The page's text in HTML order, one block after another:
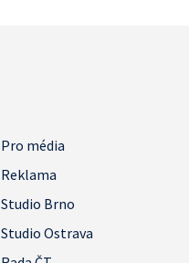
Pro média
Reklama
Studio Brno
Studio Ostrava